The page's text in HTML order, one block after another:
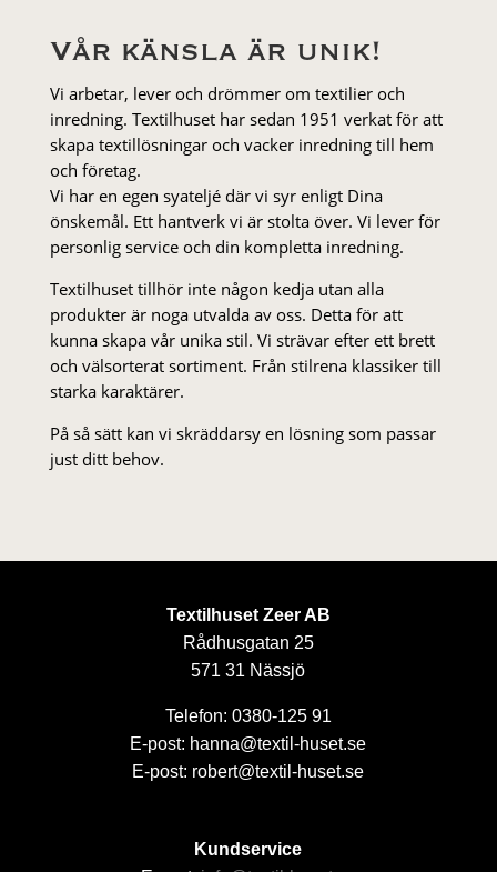
Vår känsla är unik!
Vi arbetar, lever och drömmer om textilier och
inredning. Textilhuset har sedan 1951 verkat för att
skapa textillösningar och vacker inredning till hem
och företag.
Vi har en egen syateljé där vi syr enligt Dina
önskemål. Ett hantverk vi är stolta över. Vi lever för
personlig service och din kompletta inredning.
Textilhuset tillhör inte någon kedja utan alla
produkter är noga utvalda av oss. Detta för att
kunna skapa vår unika stil. Vi strä­var efter ett brett
och välsorterat sor­ti­ment. Från stil­rena klas­siker till
starka karaktärer.
På så sätt kan vi skräddarsy en lösning som passar
just ditt behov.
Textilhuset Zeer AB
Rådhusgatan 25
571 31 Nässjö
Telefon: 0380-125 91
E-post: hanna@textil-huset.se
E-post: robert@textil-huset.se
Kundservice